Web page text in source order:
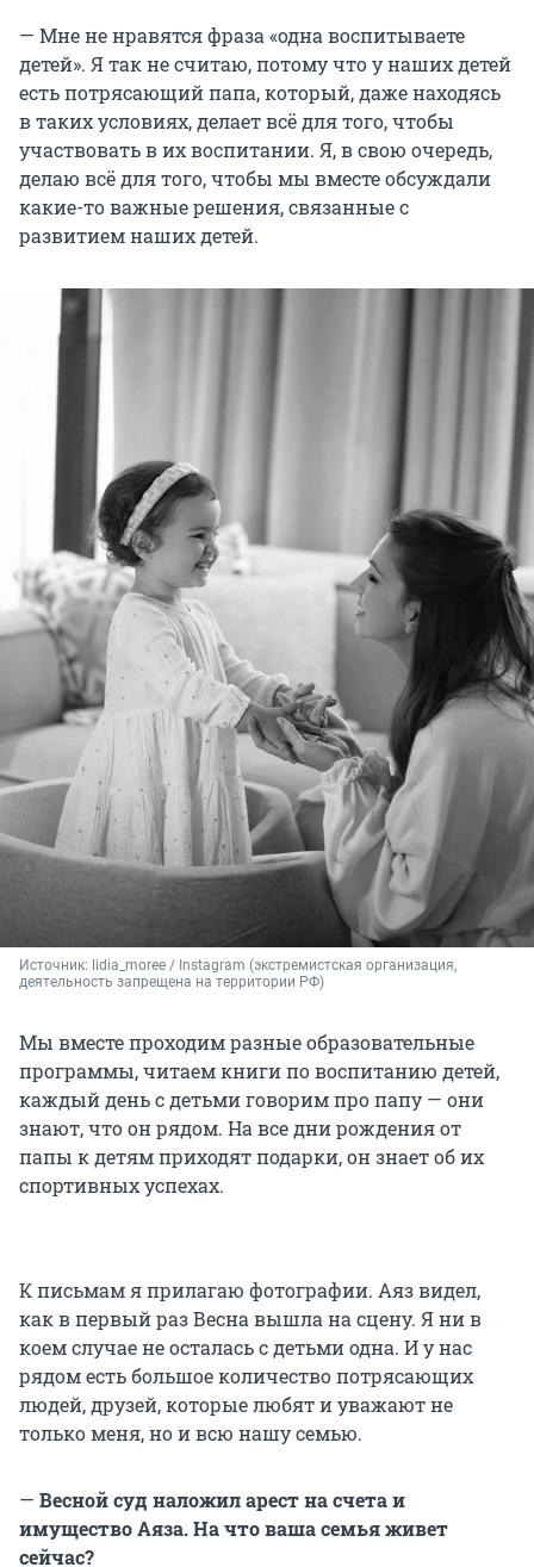
— Мне не нравятся фраза «одна воспитываете
детей». Я так не считаю, потому что у наших детей
есть потрясающий папа, который, даже находясь
в таких условиях, делает всё для того, чтобы
участвовать в их воспитании. Я, в свою очередь,
делаю всё для того, чтобы мы вместе обсуждали
какие-то важные решения, связанные с
развитием наших детей.
Источник: lidia_moree / Instagram (экстремистская организация,
деятельность запрещена на территории РФ)
Мы вместе проходим разные образовательные
программы, читаем книги по воспитанию детей,
каждый день с детьми говорим про папу — они
знают, что он рядом. На все дни рождения от
папы к детям приходят подарки, он знает об их
спортивных успехах.
К письмам я прилагаю фотографии. Аяз видел,
как в первый раз Весна вышла на сцену. Я ни в
коем случае не осталась с детьми одна. И у нас
рядом есть большое количество потрясающих
людей, друзей, которые любят и уважают не
только меня, но и всю нашу семью.
— Весной суд наложил арест на счета и
имущество Аяза. На что ваша семья живет
сейчас?